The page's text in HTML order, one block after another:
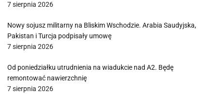
7 sierpnia 2026
Nowy sojusz militarny na Bliskim Wschodzie. Arabia Saudyjska,
Pakistan i Turcja podpisały umowę
7 sierpnia 2026
Od poniedziałku utrudnienia na wiadukcie nad A2. Będę
remontować nawierzchnię
7 sierpnia 2026